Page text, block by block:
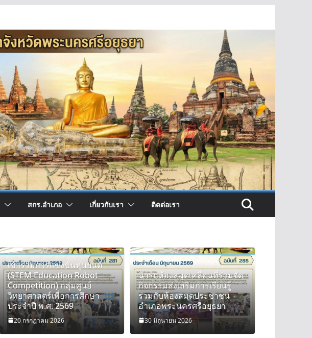
สกร.อำเภอ เกี่ยวกับเรา ติดต่อเรา
เข้าร่วมการแข่งขันหุ่นยนต์
(STEM Education Robot
Competition) กลุ่มศูนย์
วิทยาศาสตร์เพื่อการศึกษา
ประจำปี พ.ศ. 2569
20 กรกฎาคม 2026
นำรถห้องสมุดเคลื่อนที่ร่วมจัด
กิจกรรมส่งเสริมการเรียนรู้
ร่วมกับห้องสมุดประชาชน
อำเภอพระนครศรีอยุธยา
30 มิถุนายน 2026